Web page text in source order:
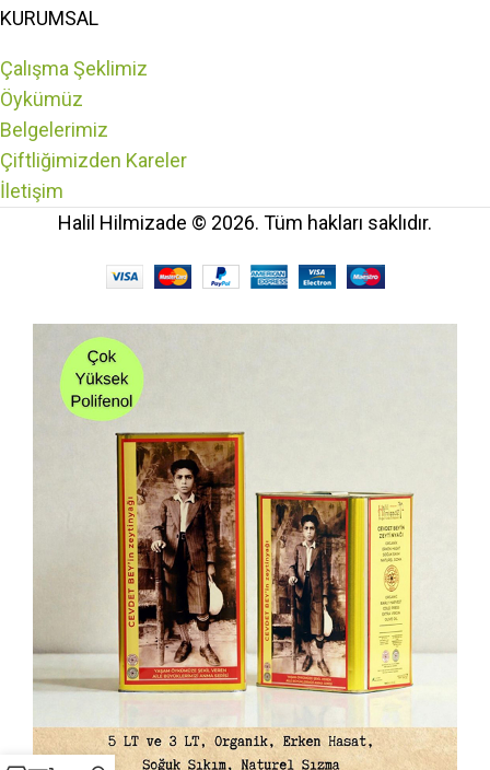
KURUMSAL
Çalışma Şeklimiz
Öykümüz
Belgelerimiz
Çiftliğimizden Kareler
İletişim
Halil Hilmizade © 2026. Tüm hakları saklıdır.